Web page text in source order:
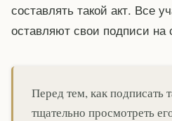
составлять такой акт. Все
оставляют свои подписи на
Перед тем, как подписать
тщательно просмотреть